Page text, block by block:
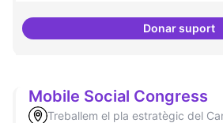
Donar suport
Mobile Social Congress
Treballem el pla estratègic del